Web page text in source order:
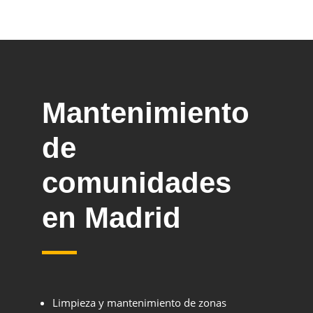
Mantenimiento
de
comunidades
en Madrid
Limpieza y mantenimiento de zonas